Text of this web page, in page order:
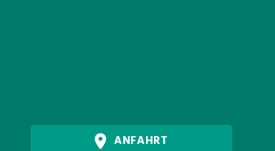
ANFAHRT